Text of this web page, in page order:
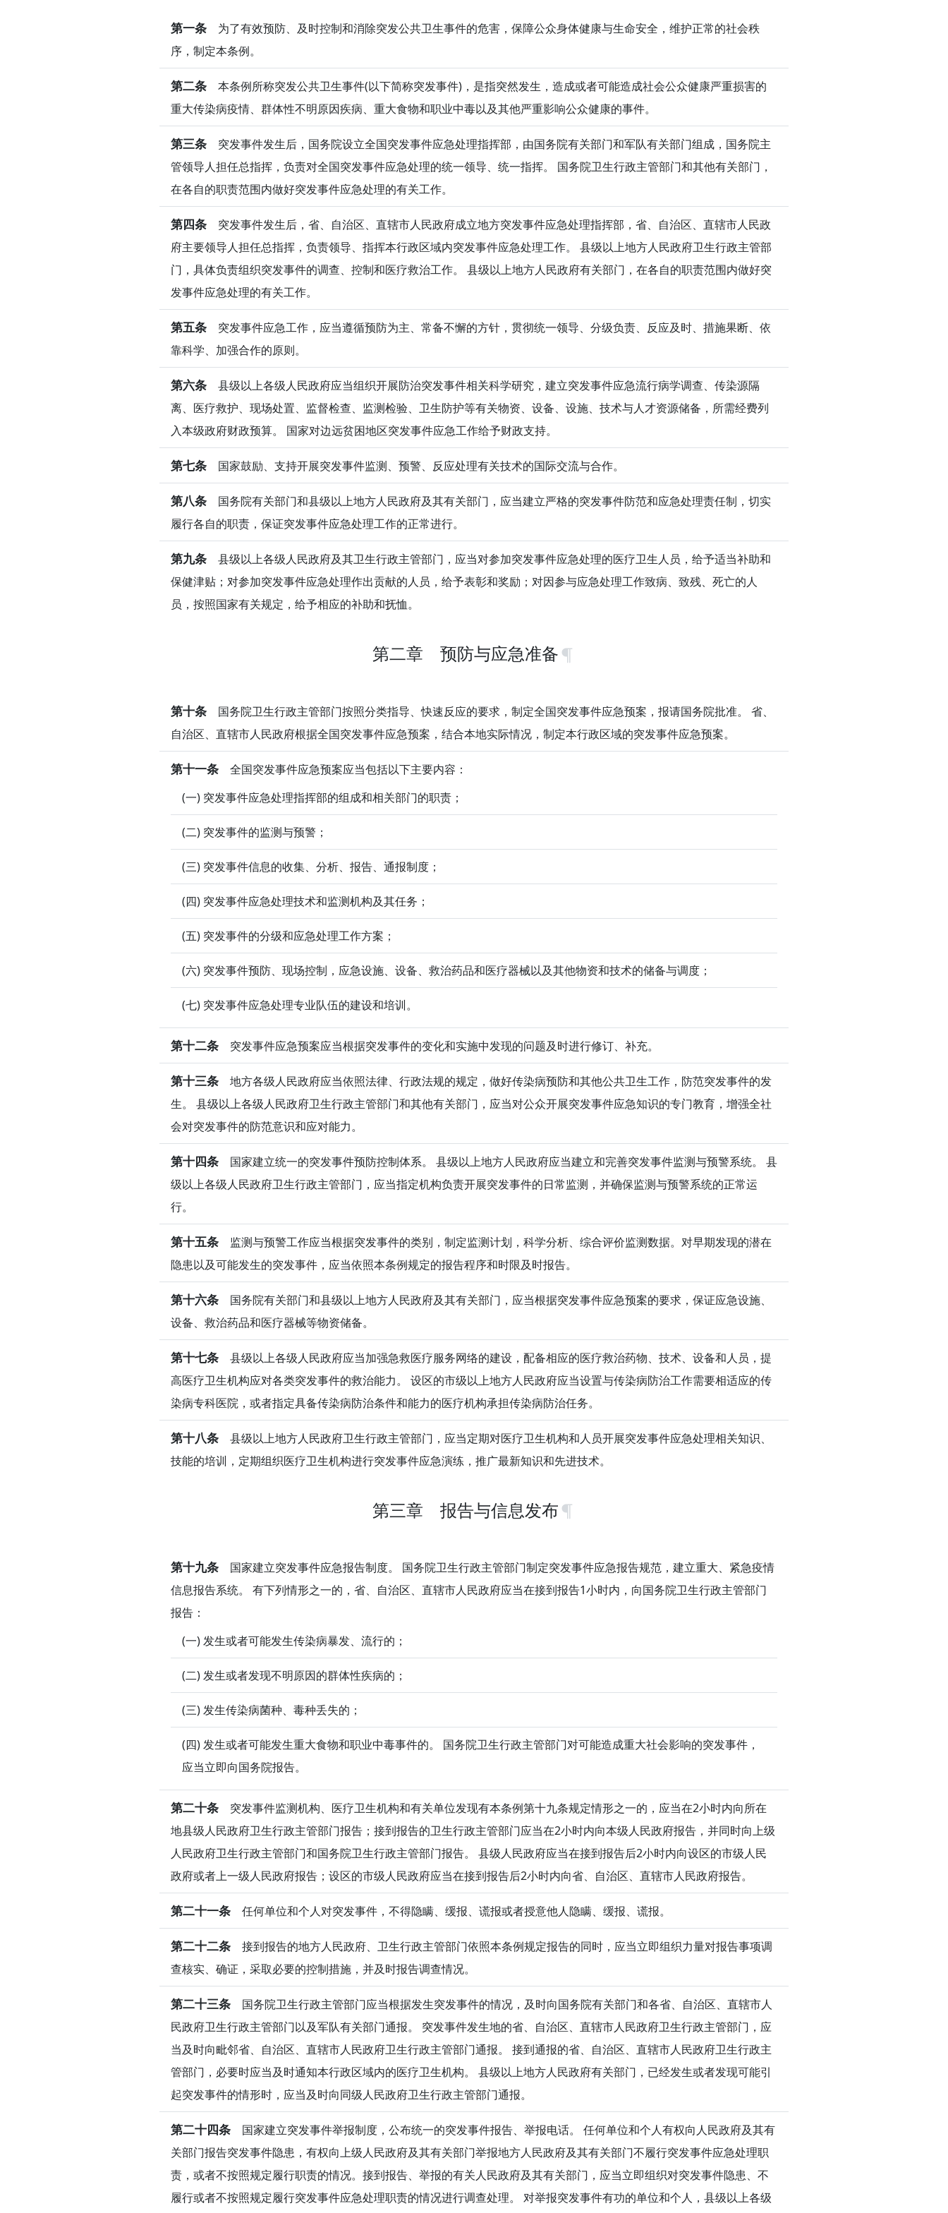
第一条 为了有效预防、及时控制和消除突发公共卫生事件的危害，保障公众身体健康与生命安全，维护正常的社会秩
序，制定本条例。
第二条 本条例所称突发公共卫生事件(以下简称突发事件)，是指突然发生，造成或者可能造成社会公众健康严重损害的
重大传染病疫情、群体性不明原因疾病、重大食物和职业中毒以及其他严重影响公众健康的事件。
第三条 突发事件发生后，国务院设立全国突发事件应急处理指挥部，由国务院有关部门和军队有关部门组成，国务院主
管领导人担任总指挥，负责对全国突发事件应急处理的统一领导、统一指挥。 国务院卫生行政主管部门和其他有关部门，
在各自的职责范围内做好突发事件应急处理的有关工作。
第四条 突发事件发生后，省、自治区、直辖市人民政府成立地方突发事件应急处理指挥部，省、自治区、直辖市人民政
府主要领导人担任总指挥，负责领导、指挥本行政区域内突发事件应急处理工作。 县级以上地方人民政府卫生行政主管部
门，具体负责组织突发事件的调查、控制和医疗救治工作。 县级以上地方人民政府有关部门，在各自的职责范围内做好突
发事件应急处理的有关工作。
第五条 突发事件应急工作，应当遵循预防为主、常备不懈的方针，贯彻统一领导、分级负责、反应及时、措施果断、依
靠科学、加强合作的原则。
第六条 县级以上各级人民政府应当组织开展防治突发事件相关科学研究，建立突发事件应急流行病学调查、传染源隔
离、医疗救护、现场处置、监督检查、监测检验、卫生防护等有关物资、设备、设施、技术与人才资源储备，所需经费列
入本级政府财政预算。 国家对边远贫困地区突发事件应急工作给予财政支持。
第七条 国家鼓励、支持开展突发事件监测、预警、反应处理有关技术的国际交流与合作。
第八条 国务院有关部门和县级以上地方人民政府及其有关部门，应当建立严格的突发事件防范和应急处理责任制，切实
履行各自的职责，保证突发事件应急处理工作的正常进行。
第九条 县级以上各级人民政府及其卫生行政主管部门，应当对参加突发事件应急处理的医疗卫生人员，给予适当补助和
保健津贴；对参加突发事件应急处理作出贡献的人员，给予表彰和奖励；对因参与应急处理工作致病、致残、死亡的人
员，按照国家有关规定，给予相应的补助和抚恤。
第二章 预防与应急准备
第十条 国务院卫生行政主管部门按照分类指导、快速反应的要求，制定全国突发事件应急预案，报请国务院批准。 省、
自治区、直辖市人民政府根据全国突发事件应急预案，结合本地实际情况，制定本行政区域的突发事件应急预案。
第十一条 全国突发事件应急预案应当包括以下主要内容：
(一) 突发事件应急处理指挥部的组成和相关部门的职责；
(二) 突发事件的监测与预警；
(三) 突发事件信息的收集、分析、报告、通报制度；
(四) 突发事件应急处理技术和监测机构及其任务；
(五) 突发事件的分级和应急处理工作方案；
(六) 突发事件预防、现场控制，应急设施、设备、救治药品和医疗器械以及其他物资和技术的储备与调度；
(七) 突发事件应急处理专业队伍的建设和培训。
第十二条 突发事件应急预案应当根据突发事件的变化和实施中发现的问题及时进行修订、补充。
第十三条 地方各级人民政府应当依照法律、行政法规的规定，做好传染病预防和其他公共卫生工作，防范突发事件的发
生。 县级以上各级人民政府卫生行政主管部门和其他有关部门，应当对公众开展突发事件应急知识的专门教育，增强全社
会对突发事件的防范意识和应对能力。
第十四条 国家建立统一的突发事件预防控制体系。 县级以上地方人民政府应当建立和完善突发事件监测与预警系统。 县
级以上各级人民政府卫生行政主管部门，应当指定机构负责开展突发事件的日常监测，并确保监测与预警系统的正常运
行。
第十五条 监测与预警工作应当根据突发事件的类别，制定监测计划，科学分析、综合评价监测数据。对早期发现的潜在
隐患以及可能发生的突发事件，应当依照本条例规定的报告程序和时限及时报告。
第十六条 国务院有关部门和县级以上地方人民政府及其有关部门，应当根据突发事件应急预案的要求，保证应急设施、
设备、救治药品和医疗器械等物资储备。
第十七条 县级以上各级人民政府应当加强急救医疗服务网络的建设，配备相应的医疗救治药物、技术、设备和人员，提
高医疗卫生机构应对各类突发事件的救治能力。 设区的市级以上地方人民政府应当设置与传染病防治工作需要相适应的传
染病专科医院，或者指定具备传染病防治条件和能力的医疗机构承担传染病防治任务。
第十八条 县级以上地方人民政府卫生行政主管部门，应当定期对医疗卫生机构和人员开展突发事件应急处理相关知识、
技能的培训，定期组织医疗卫生机构进行突发事件应急演练，推广最新知识和先进技术。
第三章 报告与信息发布
第十九条 国家建立突发事件应急报告制度。 国务院卫生行政主管部门制定突发事件应急报告规范，建立重大、紧急疫情
信息报告系统。 有下列情形之一的，省、自治区、直辖市人民政府应当在接到报告1小时内，向国务院卫生行政主管部门
报告：
(一) 发生或者可能发生传染病暴发、流行的；
(二) 发生或者发现不明原因的群体性疾病的；
(三) 发生传染病菌种、毒种丢失的；
(四) 发生或者可能发生重大食物和职业中毒事件的。 国务院卫生行政主管部门对可能造成重大社会影响的突发事件，
应当立即向国务院报告。
第二十条 突发事件监测机构、医疗卫生机构和有关单位发现有本条例第十九条规定情形之一的，应当在2小时内向所在
地县级人民政府卫生行政主管部门报告；接到报告的卫生行政主管部门应当在2小时内向本级人民政府报告，并同时向上级
人民政府卫生行政主管部门和国务院卫生行政主管部门报告。 县级人民政府应当在接到报告后2小时内向设区的市级人民
政府或者上一级人民政府报告；设区的市级人民政府应当在接到报告后2小时内向省、自治区、直辖市人民政府报告。
第二十一条 任何单位和个人对突发事件，不得隐瞒、缓报、谎报或者授意他人隐瞒、缓报、谎报。
第二十二条 接到报告的地方人民政府、卫生行政主管部门依照本条例规定报告的同时，应当立即组织力量对报告事项调
查核实、确证，采取必要的控制措施，并及时报告调查情况。
第二十三条 国务院卫生行政主管部门应当根据发生突发事件的情况，及时向国务院有关部门和各省、自治区、直辖市人
民政府卫生行政主管部门以及军队有关部门通报。 突发事件发生地的省、自治区、直辖市人民政府卫生行政主管部门，应
当及时向毗邻省、自治区、直辖市人民政府卫生行政主管部门通报。 接到通报的省、自治区、直辖市人民政府卫生行政主
管部门，必要时应当及时通知本行政区域内的医疗卫生机构。 县级以上地方人民政府有关部门，已经发生或者发现可能引
起突发事件的情形时，应当及时向同级人民政府卫生行政主管部门通报。
第二十四条 国家建立突发事件举报制度，公布统一的突发事件报告、举报电话。 任何单位和个人有权向人民政府及其有
关部门报告突发事件隐患，有权向上级人民政府及其有关部门举报地方人民政府及其有关部门不履行突发事件应急处理职
责，或者不按照规定履行职责的情况。接到报告、举报的有关人民政府及其有关部门，应当立即组织对突发事件隐患、不
履行或者不按照规定履行突发事件应急处理职责的情况进行调查处理。 对举报突发事件有功的单位和个人，县级以上各级